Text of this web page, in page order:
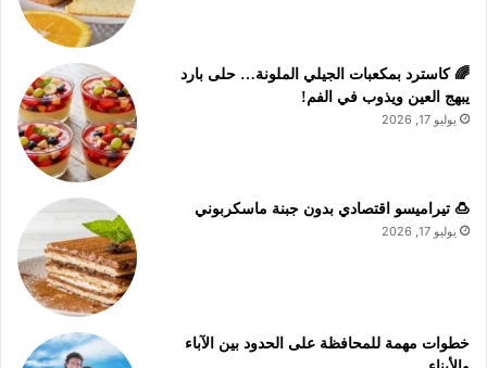
🌈 كاسترد بمكعبات الجيلي الملونة… حلى بارد
يبهج العين ويذوب في الفم!
يوليو 17, 2026
🍮 تيراميسو اقتصادي بدون جبنة ماسكربوني
يوليو 17, 2026
خطوات مهمة للمحافظة على الحدود بين الآباء